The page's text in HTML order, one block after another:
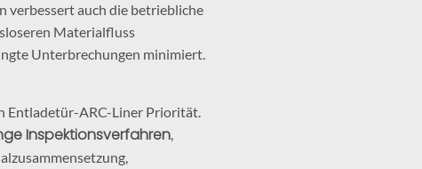
verbessert auch die betriebliche
Materialfluss
Unterbrechungen minimiert.
Entladetür-ARC-Liner Priorität.
Inspektionsverfahren,